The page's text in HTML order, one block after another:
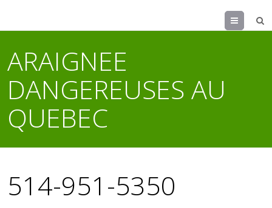
Menu
ARAIGNEE
DANGEREUSES AU
QUEBEC
514-951-5350